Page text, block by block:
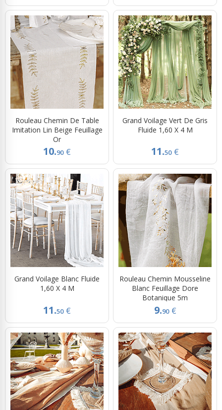
Rouleau Chemin De Table
Imitation Lin Beige Feuillage
Or
10.90 €
Grand Voilage Vert De Gris
Fluide 1,60 X 4 M
11.50 €
Grand Voilage Blanc Fluide
1,60 X 4 M
11.50 €
Rouleau Chemin Mousseline
Blanc Feuillage Dore
Botanique 5m
9.90 €